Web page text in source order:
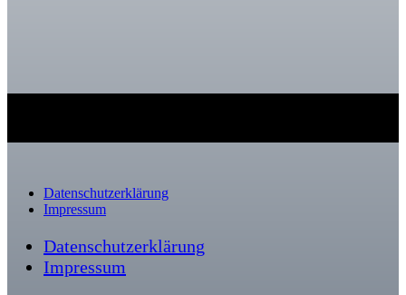
Datenschutzerklärung
Impressum
Datenschutzerklärung
Impressum